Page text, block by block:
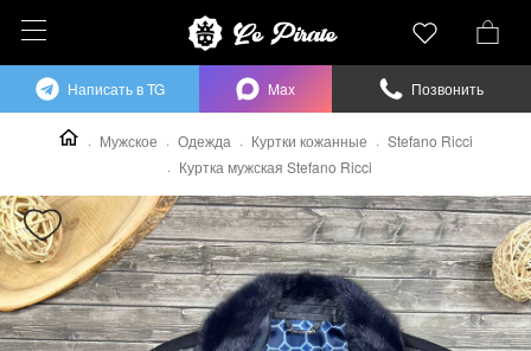
Мужское Одежда Куртки кожанные
Stefano Ricci
Куртка мужская Stefano Ricci
Написать в TG Max Позвонить